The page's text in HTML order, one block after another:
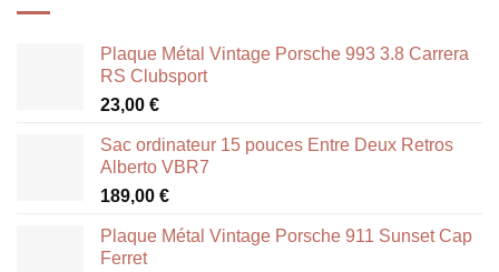
Plaque Métal Vintage Porsche 993 3.8 Carrera
RS Clubsport
23,00 €
Sac ordinateur 15 pouces Entre Deux Retros
Alberto VBR7
189,00 €
Plaque Métal Vintage Porsche 911 Sunset Cap
Ferret